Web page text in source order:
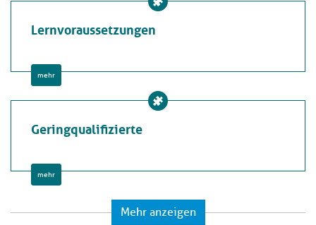
Lernvoraussetzungen
mehr
Geringqualifizierte
mehr
Mehr anzeigen